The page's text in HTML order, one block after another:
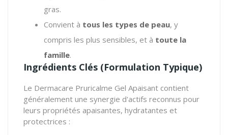
gras.
Convient à tous les types de peau, y
compris les plus sensibles, et à toute la
famille.
Ingrédients Clés (Formulation Typique)
Le Dermacare Pruricalme Gel Apaisant contient
généralement une synergie d'actifs reconnus pour
leurs propriétés apaisantes, hydratantes et
protectrices :